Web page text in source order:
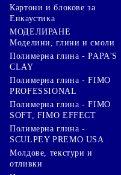
Картони и блокове за
Енкаустика
МОДЕЛИРАНЕ
Моделини, глини и смоли
Полимерна глина - PAPA'S
CLAY
Полимерна глина - FIMO
PROFESSIONAL
Полимерна глина - FIMO
SOFT, FIMO EFFECT
Полимерна глина -
SCULPEY PREMO USA
Молдове, текстури и
отливки